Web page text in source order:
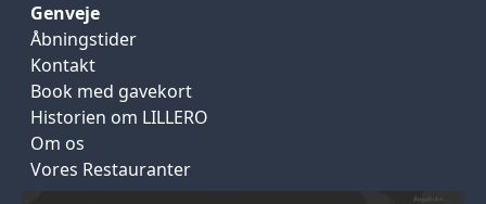
Genveje
Åbningstider
Kontakt
Book med gavekort
Historien om LILLERO
Om os
Vores Restauranter